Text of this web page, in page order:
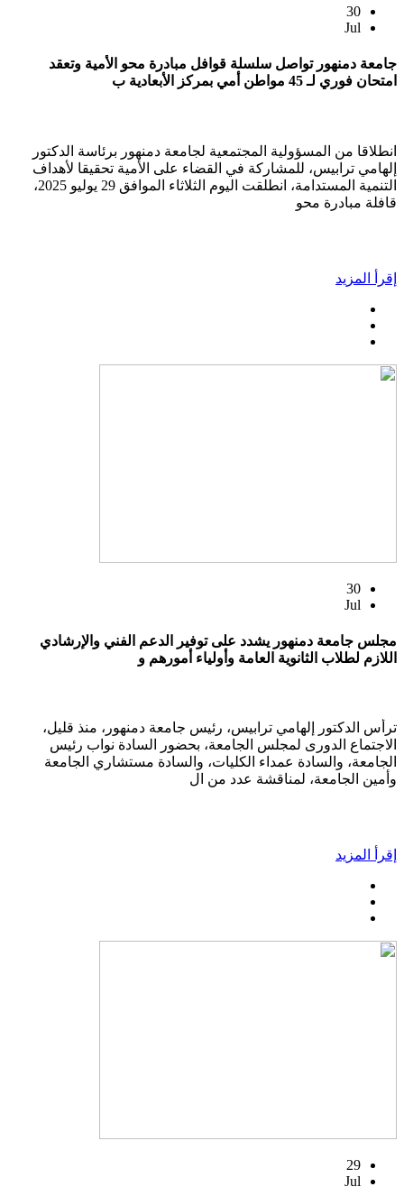
30
Jul
جامعة دمنهور تواصل سلسلة قوافل مبادرة محو الأمية وتعقد
امتحان فوري لـ 45 مواطن أمي بمركز الأبعادية ب
انطلاقا من المسؤولية المجتمعية لجامعة دمنهور برئاسة الدكتور
إلهامي ترابيس، للمشاركة في القضاء على الأمية تحقيقا لأهداف
التنمية المستدامة، انطلقت اليوم الثلاثاء الموافق 29 يوليو 2025،
قافلة مبادرة محو
إقرأ المزيد
30
Jul
مجلس جامعة دمنهور يشدد على توفير الدعم الفني والإرشادي
اللازم لطلاب الثانوية العامة وأولياء أمورهم و
ترأس الدكتور إلهامي ترابيس، رئيس جامعة دمنهور، منذ قليل،
الاجتماع الدورى لمجلس الجامعة، بحضور السادة نواب رئيس
الجامعة، والسادة عمداء الكليات، والسادة مستشاري الجامعة
وأمين الجامعة، لمناقشة عدد من ال
إقرأ المزيد
29
Jul